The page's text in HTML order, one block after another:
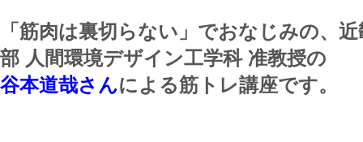
「筋肉は裏切らない」でおなじみの、
部 人間環境デザイン工学科 准教授の
谷本道哉さんによる筋トレ講座です。